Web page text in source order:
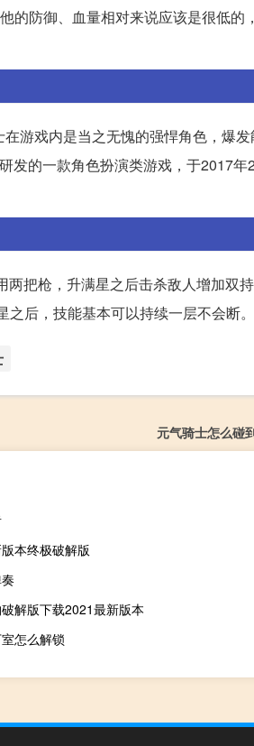
的防御、血量相对来说应该是很低的
游戏内是当之无愧的强悍角色，爆
发的一款角色扮演类游戏，于2017年
把枪，升满星之后击杀敌人增加双持
后，技能基本可以持续一层不会断。
元气骑士怎么碰
本终极破解版
解版下载2021最新版本
怎么解锁